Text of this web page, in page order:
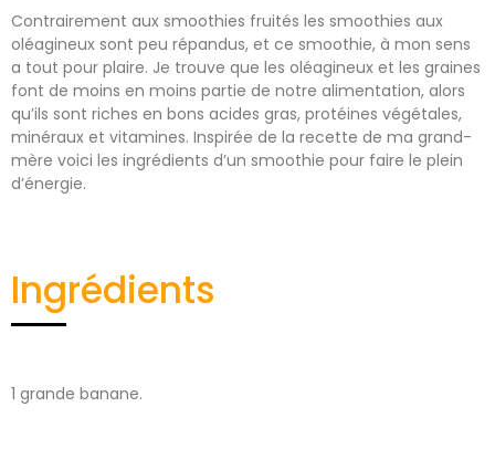
Contrairement aux smoothies fruités les smoothies aux
oléagineux sont peu répandus, et ce smoothie, à mon sens
a tout pour plaire. Je trouve que les oléagineux et les graines
font de moins en moins partie de notre alimentation, alors
qu’ils sont riches en bons acides gras, protéines végétales,
minéraux et vitamines. Inspirée de la recette de ma grand-
mère voici les ingrédients d’un smoothie pour faire le plein
d’énergie.
Ingrédients
1 grande banane.